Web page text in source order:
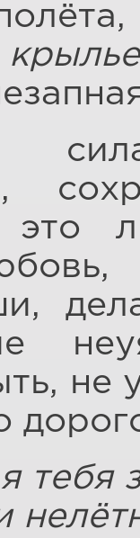
это
не
тебя